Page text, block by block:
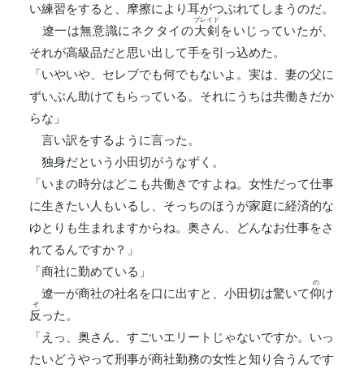
い練習をすると、摩擦により耳がつぶれてしまうのだ。
遼一は無意識にネクタイの大剣
ブレイド
をいじっていたが、
それが高級品だと思い出して手を引っ込めた。
「いやいや、セレブでも何でもないよ。実は、妻の父に
ずいぶん助けてもらっている。それにうちは共働きだか
らな」
言い訳をするように言った。
独身だという小田切がうなずく。
「いまの時分はどこも共働きですよね。女性だって仕事
に生きたい人もいるし、そっちのほうが家庭に経済的な
ゆとりも生まれますからね。奥さん、どんなお仕事をさ
れてるんですか？」
「商社に勤めている」
遼一が商社の社名を口に出すと、小田切は驚いて仰
の
け
反
ぞ
った。
「えっ、奥さん、すごいエリートじゃないですか。いっ
たいどうやって刑事が商社勤務の女性と知り合うんです